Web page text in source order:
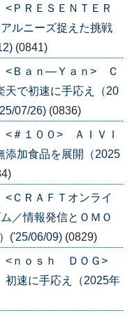
ＰＲＥＳＥＮＴＥＲ
ルニーズ捉えた挑戦
(0841)
<Ｂａｎ―Ｙａｎ> Ｃ
天で初速に手応え（20
07/26) (0836)
＃１００> ＡＩＶＩ
添加食品を展開（2025
ＣＲＡＦＴオンライ
／情報発信とＯＭＯ
('25/06/09) (0829)
<ｎｏｓｈ ＤＯＧ>
初速に手応え（2025年